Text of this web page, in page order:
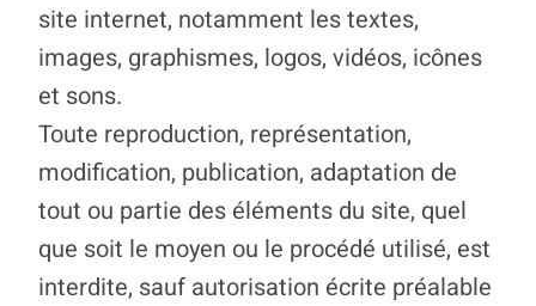
site internet, notamment les textes,
images, graphismes, logos, vidéos, icônes
et sons.
Toute reproduction, représentation,
modification, publication, adaptation de
tout ou partie des éléments du site, quel
que soit le moyen ou le procédé utilisé, est
interdite, sauf autorisation écrite préalable